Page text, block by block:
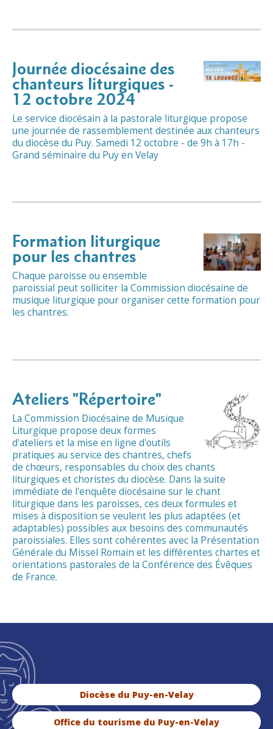
Journée diocésaine des
chanteurs liturgiques -
12 octobre 2024
Le service diocésain à la pastorale liturgique propose
une journée de rassemblement destinée aux chanteurs
du diocèse du Puy. Samedi 12 octobre - de 9h à 17h -
Grand séminaire du Puy en Velay
Formation liturgique
pour les chantres
Chaque paroisse ou ensemble
paroissial peut solliciter la Commission diocésaine de
musique liturgique pour organiser cette formation pour
les chantres.
Ateliers "Répertoire"
La Commission Diocésaine de Musique
Liturgique propose deux formes
d'ateliers et la mise en ligne d'outils
pratiques au service des chantres, chefs
de chœurs, responsables du choix des chants
liturgiques et choristes du diocèse. Dans la suite
immédiate de l'enquête diocésaine sur le chant
liturgique dans les paroisses, ces deux formules et
mises à disposition se veulent les plus adaptées (et
adaptables) possibles aux besoins des communautés
paroissiales. Elles sont cohérentes avec la Présentation
Générale du Missel Romain et les différentes chartes et
orientations pastorales de la Conférence des Évêques
de France.
Diocèse du Puy-en-Velay
Office du tourisme du Puy-en-Velay